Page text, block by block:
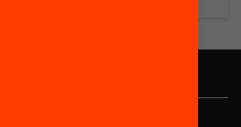
res
ja han triat Equitat. Rep